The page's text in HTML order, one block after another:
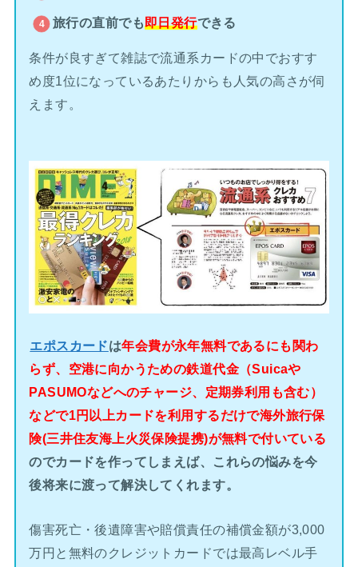
旅行の直前でも即日発行できる
条件が良すぎて雑誌で流通系カードの中でおすす
め度1位になっているあたりからも人気の高さが伺
えます。
エポスカードは年会費が永年無料であるにも関わ
らず、空港に向かうための鉄道代金（Suicaや
PASUMOなどへのチャージ、定期券利用も含む）
などで1円以上カードを利用するだけで海外旅行保
険(三井住友海上火災保険提携)が無料で付いている
のでカードを作ってしまえば、これらの悩みを今
後将来に渡って解決してくれます。
傷害死亡・後遺障害や賠償責任の補償金額が3,000
万円と無料のクレジットカードでは最高レベル手